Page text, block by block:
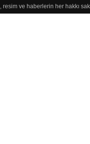
ve haberlerin her hakkı